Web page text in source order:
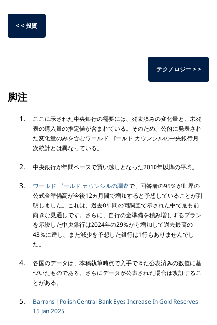
< < 投資
テクノロジー > >
脚注
ここに示された中央銀行の需要には、発表済みの変化量と、未発
表の購入量の推定値が含まれている。そのため、公的に発表され
た変化量のみを含むワールド ゴールド カウンシルの中央銀行月
次統計とは異なっている。
中央銀行が年間ベースで買い越しとなった2010年以降の平均。
ワールド ゴールド カウンシルの調査で、回答者の95％が世界の
公式金準備高が今後12ヵ月間で増加すると予想していることが判
明しました。これは、過去8年間の同調査で示された中で最も前
向きな見通しです。さらに、自行の金準備を積み増しするプラン
を示唆した中央銀行は2024年の29％から増加して過去最高の
43％に達し、また減少を予想した銀行は1行もありませんでし
た。
各国のデータは、本稿執筆時点で入手できた公表済みの数値に基
づいたものである。さらにデータが公表された場合は改訂するこ
とがある。
Barrons |Polish Central Bank Eyes Increase In Gold Reserves |
15 Jan 2025